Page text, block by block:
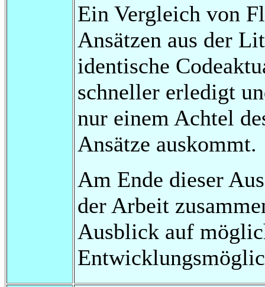
Ein Vergleich von
Ansätzen aus der
identische
schneller erledigt
nur einem Achtel
Ansätze auskommt.
Am Ende dieser
der Arbeit
Ausblick auf